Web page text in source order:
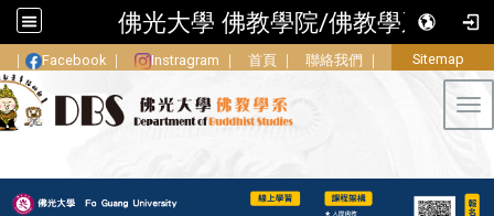
佛光大學 佛教學院/佛教學系
｜ Facebook ｜ Instragram ｜ 首頁 ｜ 聯絡我們 ｜ Sitemap